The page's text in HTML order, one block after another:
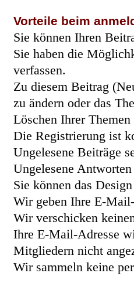
Vorteile beim
Sie können Ihren
Sie haben die
verfassen.
Zu diesem Beitrag
zu ändern oder das
Löschen Ihrer
Die Registrierung ist
Ungelesene Beiträge
Ungelesene
Sie können das
Wir geben Ihre E-
Wir verschicken
Ihre E-Mail-Adresse
Mitgliedern nicht
Wir sammeln keine